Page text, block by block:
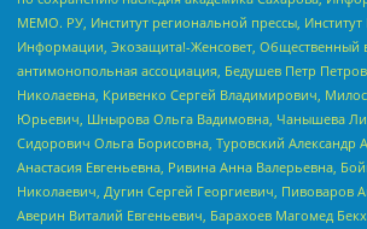
МЕМО. РУ, Институт региональной прессы,
Информации, Экозащита!-Женсовет, Общественный
антимонопольная ассоциация, Бедушев Петр
Николаевна, Кривенко Сергей Владимирович,
Юрьевич, Шнырова Ольга Вадимовна, Чанышева
Сидорович Ольга Борисовна, Туровский Александр
Анастасия Евгеньевна, Ривина Анна Валерьевна,
Николаевич, Дугин Сергей Георгиевич, Пивоваров
Аверин Виталий Евгеньевич, Барахоев Магомед